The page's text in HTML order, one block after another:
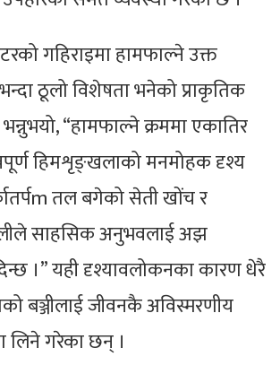
गहिराइमा हामफाल्ने उक्त
ठूलो विशेषता भनेको प्राकृतिक
“हामफाल्ने क्रममा एकातिर
हिमशृङ्खलाको मनमोहक दृश्य
तल बगेको सेती खोंच र
साहसिक अनुभवलाई अझ
।” यही दृश्यावलोकनका कारण धेरै
बञ्जीलाई जीवनकै अविस्मरणीय
गरेका छन् ।